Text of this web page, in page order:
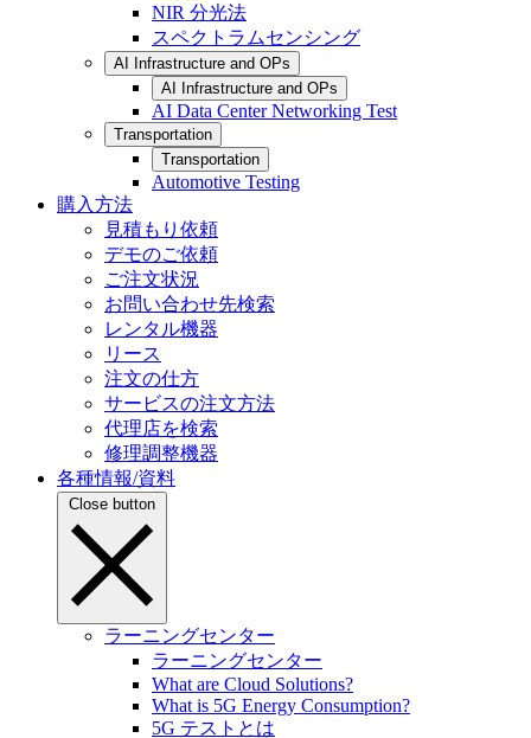
NIR 分光法
スペクトラムセンシング
AI Infrastructure and OPs
AI Infrastructure and OPs
AI Data Center Networking Test
Transportation
Transportation
Automotive Testing
購入方法
見積もり依頼
デモのご依頼
ご注文状況
お問い合わせ先検索
レンタル機器
リース
注文の仕方
サービスの注文方法
代理店を検索
修理調整機器
各種情報/資料
Close button
ラーニングセンター
ラーニングセンター
What are Cloud Solutions?
What is 5G Energy Consumption?
5G テストとは